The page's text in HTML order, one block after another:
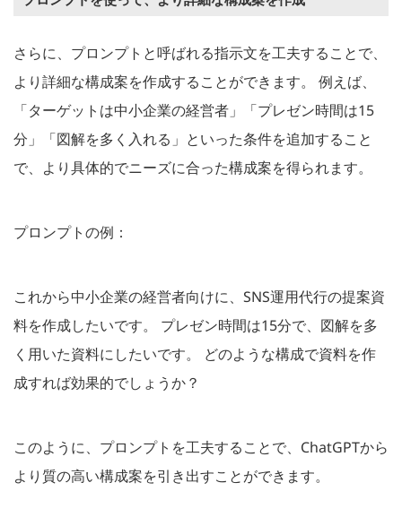
さらに、プロンプトと呼ばれる指示文を工夫することで、
より詳細な構成案を作成することができます。 例えば、
「ターゲットは中小企業の経営者」「プレゼン時間は15
分」「図解を多く入れる」といった条件を追加すること
で、より具体的でニーズに合った構成案を得られます。
プロンプトの例：
これから中小企業の経営者向けに、SNS運用代行の提案資
料を作成したいです。 プレゼン時間は15分で、図解を多
く用いた資料にしたいです。 どのような構成で資料を作
成すれば効果的でしょうか？
このように、プロンプトを工夫することで、ChatGPTから
より質の高い構成案を引き出すことができます。